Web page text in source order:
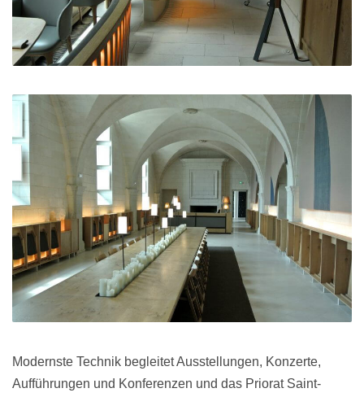
Modernste Technik begleitet Ausstellungen, Konzerte,
Aufführungen und Konferenzen und das Priorat Saint-